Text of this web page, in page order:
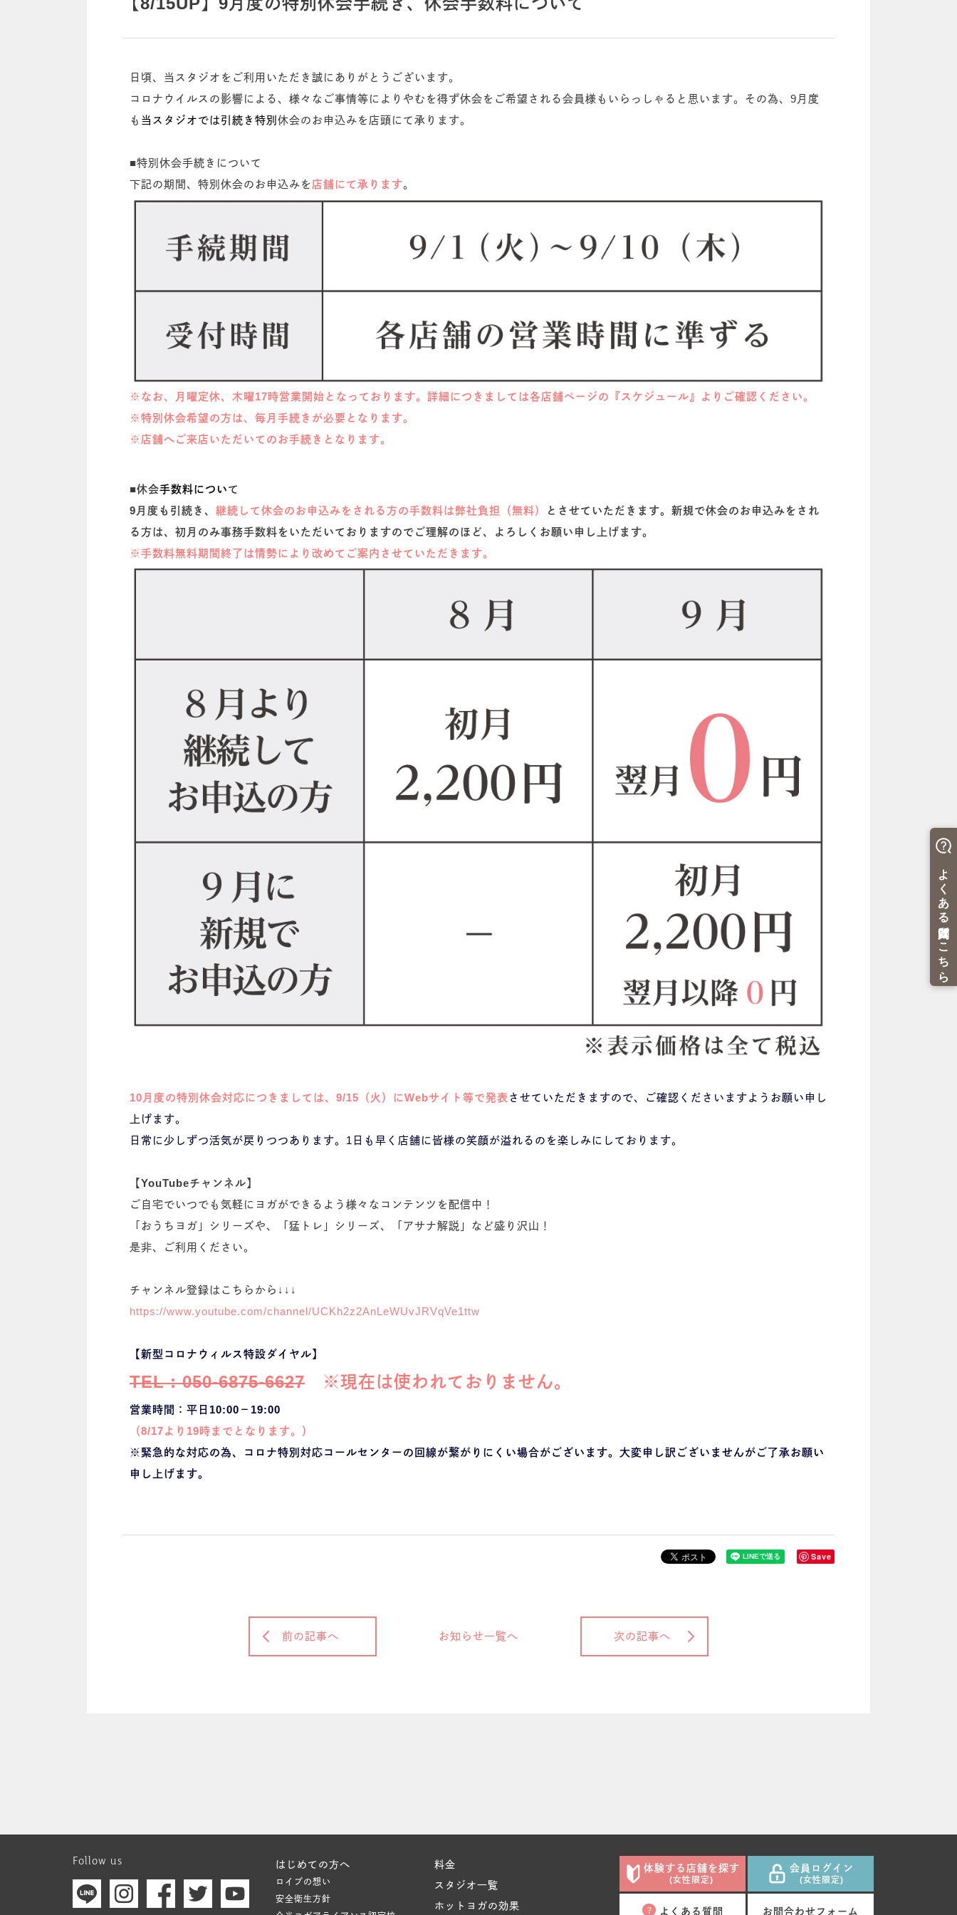
日頃、当スタジオをご利用いただき誠にありがとうございます。
コロナウイルスの影響による、様々なご事情等によりやむを得ず休会をご希望される会員様もいらっしゃると思います。その為、9月度
も 当スタジオでは引続き特別 休会のお申込みを店頭にて承ります。
■特別休会手続きについて
下記の期間、特別休会のお申込みを店舗にて承ります。
※なお、月曜定休、木曜17時営業開始となっております。詳細につきましては各店舗ページの『スケジュール』よりご確認ください。
※特別休会希望の方は、毎月手続きが必要となります。
※店舗へご来店いただいてのお手続きとなります。
■休会手数料について
9月度も引続き、 継続して休会のお申込みをされる方の手数料は弊社負担（無料）
とさせていただきます。新規で休会のお申込みをされ
る方は、初月のみ事務手数料をいただいておりますのでご理解のほど、よろしくお願い申し上げます。
※手数料無料期間終了は情勢により改めてご案内させていただきます。
10月度の特別休会対応につきましては、9/15（火）にWebサイト等で発表させていただきますので、ご確認くださいますようお願い申し
上げます。
日常に少しずつ活気が戻りつつあります。1日も早く店舗に皆様の笑顔が溢れるのを楽しみにしております。
【YouTubeチャンネル】
ご自宅でいつでも気軽にヨガができるよう様々なコンテンツを配信中！
「おうちヨガ」シリーズや、「猛トレ」シリーズ、「アサナ解説」など盛り沢山！
是非、ご利用ください。
チャンネル登録はこちらから↓↓↓
https://www.youtube.com/channel/UCKh2z2AnLeWUvJRVqVe1ttw
【新型コロナウィルス特設ダイヤル】
TEL : 050-6875-6627 ※現在は使われておりません。
営業時間：平日10:00－19:00
（8/17より19時までとなります。）
※緊急的な対応の為、コロナ特別対応コールセンターの回線が繋がりにくい場合がございます。大変申し訳ございませんがご了承お願い
申し上げます。
Save
前の記事へ お知らせ一覧へ 次の記事へ
Follow us はじめての方へ
ロイブの想い
安全衛生方針
料金
スタジオ一覧
ホットヨガの効果
体験する店舗を探す
(女性限定)
会員ログイン
(女性限定)
よくある質問 お問合わせフォーム